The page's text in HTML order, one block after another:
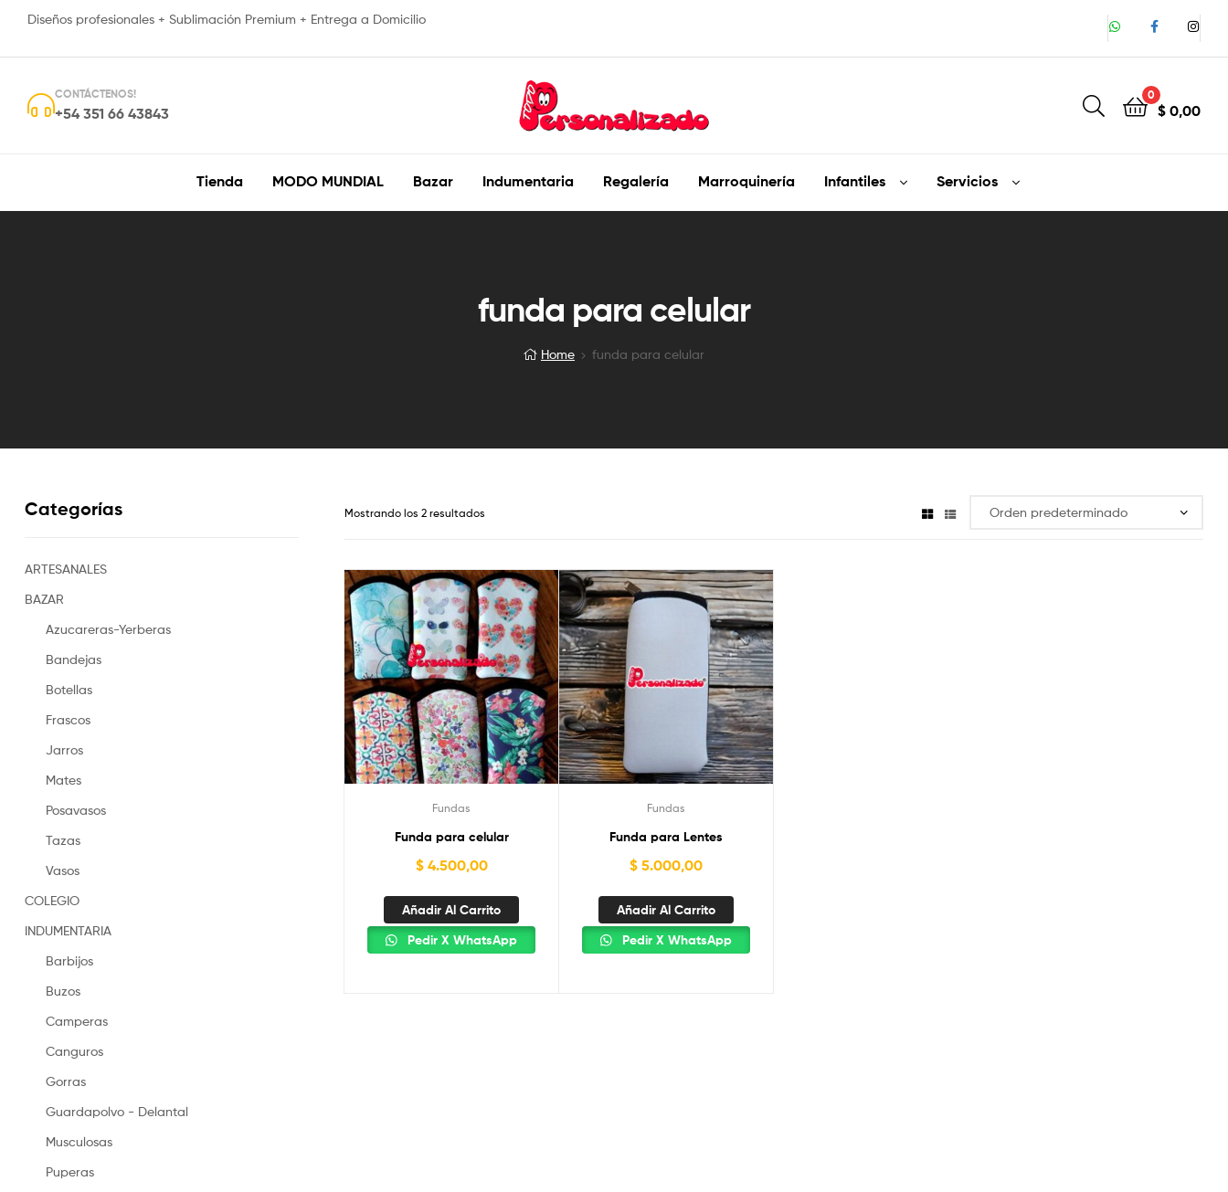
Diseños profesionales + Sublimación Premium + Entrega a Domicilio
CONTÁCTENOS!
+54 351 66 43843
Creando
sorpresas
0
$0,00
Tienda MODO MUNDIAL Bazar Indumentaria Regalería Marroquinería Infantiles Servicios
funda para celular
Home funda para celular
Mostrando los 2 resultados
Fundas
Funda para celular
$4.500,00
Añadir Al Carrito
Pedir X WhatsApp
Fundas
Funda para Lentes
$ 5.000,00
Añadir Al Carrito
Pedir X WhatsApp
Categorías
ARTESANALES
BAZAR
Azucareras-Yerberas
Bandejas
Botellas
Frascos
Jarros
Mates
Posavasos
Tazas
Vasos
COLEGIO
INDUMENTARIA
Barbijos
Buzos
Camperas
Canguros
Gorras
Guardapolvo - Delantal
Musculosas
Puperas